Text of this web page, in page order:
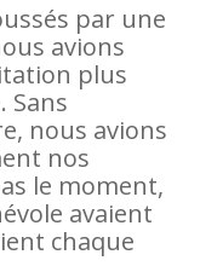
par une
avions
plus
Sans
nous avions
nos
le moment,
avaient
chaque